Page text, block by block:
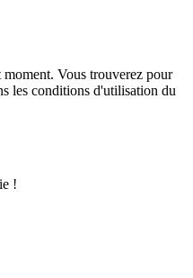
Vous trouverez pour
les conditions d'utilisation du
!